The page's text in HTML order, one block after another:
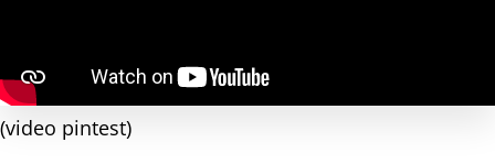
(video pintest)